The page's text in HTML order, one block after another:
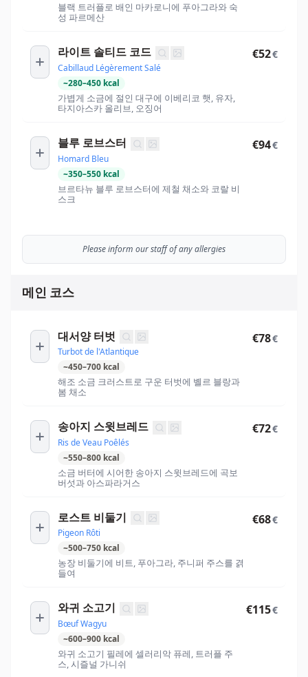
블랙 트러플로 배인 마카로니에 푸아그라와 숙
성 파르메산
라이트 솔티드 코드
Cabillaud Légèrement Salé
~280–450 kcal
가볍게 소금에 절인 대구에 이베리코 햇, 유자,
타지아스카 올리브, 오징어
€52€
블루 로브스터
Homard Bleu
~350–550 kcal
브르타뉴 블루 로브스터에 제철 채소와 코랄 비
스크
€94€
Please inform our staff of any allergies
메인 코스
대서양 터벗
Turbot de l'Atlantique
~450–700 kcal
해조 소금 크러스트로 구운 터벗에 볠르 블랑과
봄 채소
€78€
송아지 스윗브레드
Ris de Veau Poêlés
~550–800 kcal
소금 버터에 시어한 송아지 스윗브레드에 곡보
버섯과 아스파라거스
€72€
로스트 비둘기
Pigeon Rôti
~500–750 kcal
농장 비둘기에 비트, 푸아그라, 주니퍼 주스를 겱
들여
€68€
와귀 소고기
Bœuf Wagyu
~600–900 kcal
와귀 소고기 필레에 셀러리악 퓨레, 트러플 주
스, 시즐널 가니쉬
€115€